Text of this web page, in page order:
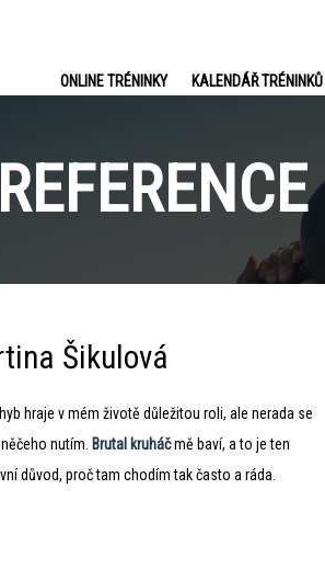
ONLINE TRÉNINKY KALENDÁŘ TRÉNINKŮ
REFERENCE
Šikulová
hraje v mém životě důležitou roli, ale nerada se
nutím. Brutal kruháčmě baví, a to je ten
důvod, proč tam chodím tak často a ráda.